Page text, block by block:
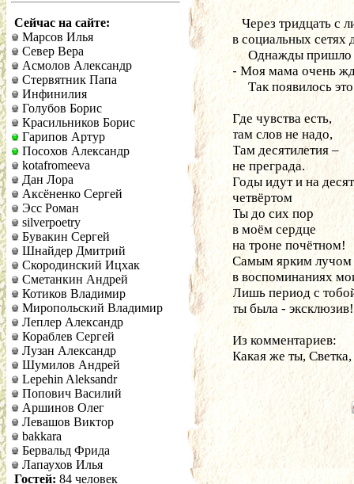
Сейчас на сайте:
Марсов Илья
Север Вера
Асмолов Александр
Стервятник Папа
Инфинилия
Голубов Борис
Красильников Борис
Гарипов Артур
Посохов Александр
kotafromeeva
Дан Лора
Аксёненко Сергей
Эсс Роман
silverpoetry
Бувакин Сергей
Шнайдер Дмитрий
Скородинский Ицхак
Сметанкин Андрей
Котиков Владимир
Миропольский Владимир
Леплер Александр
Кораблев Сергей
Лузан Александр
Шумилов Андрей
Lepehin Aleksandr
Попович Василий
Аршинов Олег
Левашов Виктор
bakkara
Бервальд Фрида
Лапаухов Илья
Гостей: 84 человек
Через тридцать с
в социальных
Однажды пришло
- Моя мама очень
Так появилось
Где чувства есть,
там слов не надо,
Там десятилетия –
не преграда.
Годы идут и на
четвёртом
Ты до сих пор
в моём сердце
на троне почётном!
Самым ярким лучом
в воспоминаниях
Лишь период с
ты была - эксклюзив!
Из комментариев:
Какая же ты,